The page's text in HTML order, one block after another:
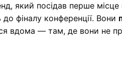
який посідав перше місце
до фіналу конференції. Вони
вдома — там, де вони не